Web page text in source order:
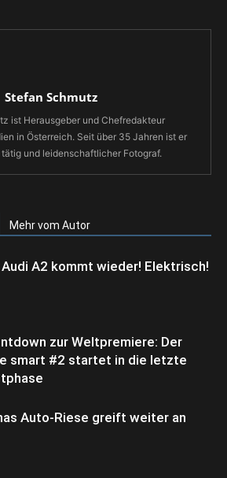
Stefan Schmutz
ist Herausgeber und Chefredakteur
in Österreich. Seit über 35 Jahren ist er
und leidenschaftlicher Fotograf.
Mehr vom Autor
Audi A2 kommt wieder! Elektrisch!
zur Weltpremiere: Der
smart #2 startet in die letzte
Auto-Riese greift weiter an